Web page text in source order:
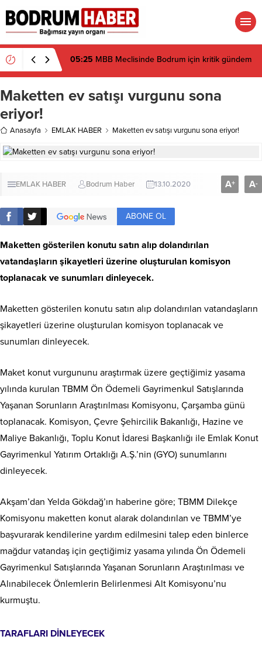
05:25 MBB Meclisinde Bodrum için kritik gündem
Maketten ev satışı vurgunu sona
eriyor!
Anasayfa EMLAK HABER Maketten ev satışı vurgunu sona eriyor!
EMLAK HABER Bodrum Haber 13.10.2020 A+ A-
ABONE OL
Maketten gösterilen konutu satın alıp dolandırılan
vatandaşların şikayetleri üzerine oluşturulan komisyon
toplanacak ve sunumları dinleyecek.
Maketten gösterilen konutu satın alıp dolandırılan vatandaşların
şikayetleri üzerine oluşturulan komisyon toplanacak ve
sunumları dinleyecek.
Maket konut vurgununu araştırmak üzere geçtiğimiz yasama
yılında kurulan TBMM Ön Ödemeli Gayrimenkul Satışlarında
Yaşanan Sorunların Araştırılması Komisyonu, Çarşamba günü
toplanacak. Komisyon, Çevre Şehircilik Bakanlığı, Hazine ve
Maliye Bakanlığı, Toplu Konut İdaresi Başkanlığı ile Emlak Konut
Gayrimenkul Yatırım Ortaklığı A.Ş.’nin (GYO) sunumlarını
dinleyecek.
Akşam’dan Yelda Gökdağ’ın haberine göre; TBMM Dilekçe
Komisyonu maketten konut alarak dolandırılan ve TBMM’ye
başvurarak kendilerine yardım edilmesini talep eden binlerce
mağdur vatandaş için geçtiğimiz yasama yılında Ön Ödemeli
Gayrimenkul Satışlarında Yaşanan Sorunların Araştırılması ve
Alınabilecek Önlemlerin Belirlenmesi Alt Komisyonu’nu
kurmuştu.
TARAFLARI DİNLEYECEK